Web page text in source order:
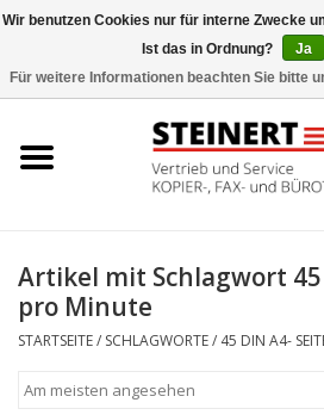
Büromaschinen- Service
Toner
Büromaschinen
Artikel mit Schlagwort 45
pro Minute
STARTSEITE/ SCHLAGWORTE/ 45 DIN A4-
Wir benutzen Cookies nur für interne Zwecke
Ist das in Ordnung?
Ja
Für weitere Informationen beachten Sie bitte